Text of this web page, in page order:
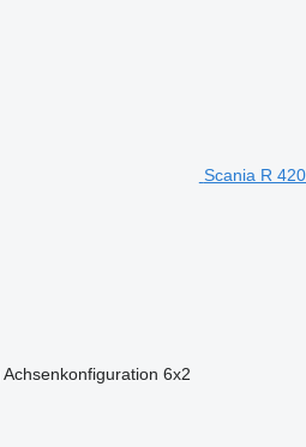
Scania R
Achsenkonfiguration 6x2